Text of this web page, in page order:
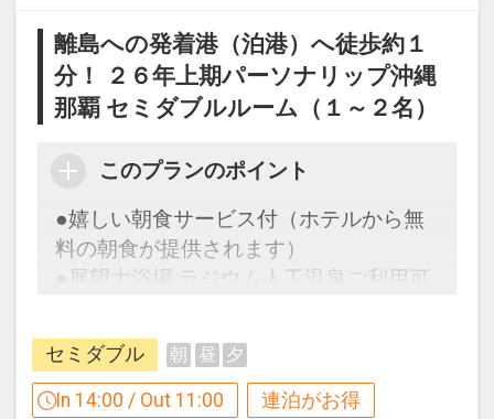
●滞在中、大浴場の利用ＯＫ！
滞在中１回）
～１０：００、１５：００～２２：０
０）
●全室ＷＯＷＷＯＷ視聴可能！
離島への発着港（泊港）へ徒歩約１
分！ ２６年上期パーソナリップ沖縄
那覇 セミダブルルーム（１～２名）
このプランのポイント
●嬉しい朝食サービス付（ホテルから無
料の朝食が提供されます）
●展望大浴場 ラジウム人工温泉ご利用可
【連泊するとお得】連泊割引がございま
セミダブル 朝 昼 夕
In 14:00 / Out 11:00 連泊がお得